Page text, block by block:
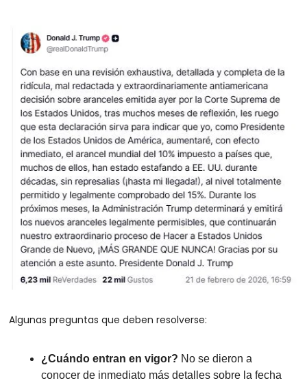
Algunas preguntas que deben resolverse:
¿Cuándo entran en vigor? No se dieron a
conocer de inmediato más detalles sobre la fecha